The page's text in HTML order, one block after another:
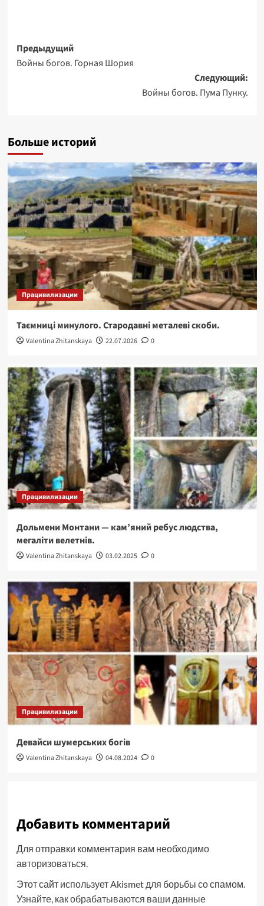
Навигация
записи
Предыдущий
Войны богов. Горная Шория
Следующий:
Войны богов. Пума Пунку.
Больше историй
Працивилизации
Таємниці минулого. Стародавні металеві скоби.
Valentina Zhitanskaya 22.07.2026 0
Працивилизации
Дольмени Монтани — кам’яний ребус людства,
мегаліти велетнів.
Valentina Zhitanskaya 03.02.2025 0
Працивилизации
Девайси шумерських богів
Valentina Zhitanskaya 04.08.2024 0
Добавить комментарий
Для отправки комментария вам необходимо
авторизоваться.
Этот сайт использует Akismet для борьбы со спамом.
Узнайте, как обрабатываются ваши данные